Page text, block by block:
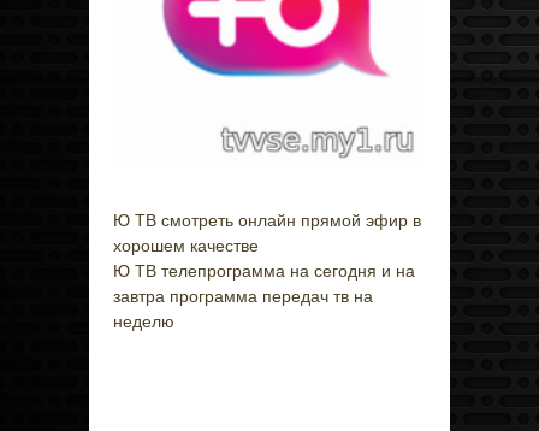
Ю ТВ смотреть онлайн прямой эфир в
хорошем качестве
Ю ТВ телепрограмма на сегодня и на
завтра программа передач тв на
неделю